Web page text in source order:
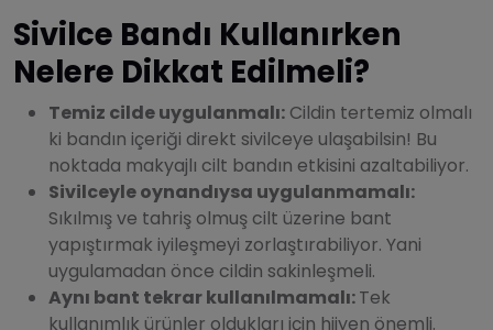
Sivilce Bandı Kullanırken
Nelere Dikkat Edilmeli?
Temiz cilde uygulanmalı: Cildin tertemiz olmalı
ki bandın içeriği direkt sivilceye ulaşabilsin! Bu
noktada makyajlı cilt bandın etkisini azaltabiliyor.
Sivilceyle oynandıysa uygulanmamalı:
Sıkılmış ve tahriş olmuş cilt üzerine bant
yapıştırmak iyileşmeyi zorlaştırabiliyor. Yani
uygulamadan önce cildin sakinleşmeli.
Aynı bant tekrar kullanılmamalı:Tek
kullanımlık ürünler oldukları için hijyen önemli.